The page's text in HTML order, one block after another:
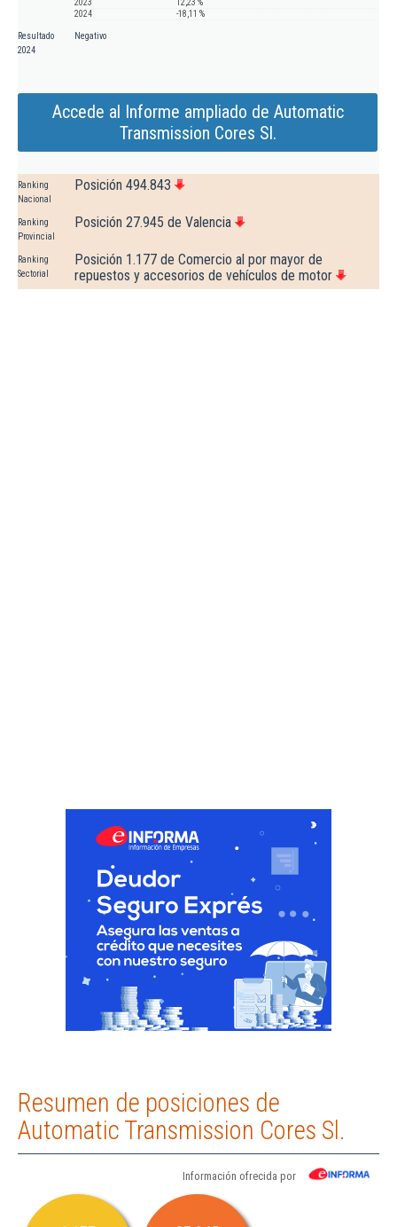
2023
12,23 %
2024
-18,11 %
Resultado
2024
Negativo
Accede al Informe ampliado de Automatic
Transmission Cores Sl.
Ranking
Nacional
Posición 494.843
Ranking
Provincial
Posición 27.945 de Valencia
Ranking
Sectorial
Posición 1.177 de Comercio al por mayor de
repuestos y accesorios de vehículos de motor
Resumen de posiciones de
Automatic Transmission Cores Sl.
Información ofrecida por